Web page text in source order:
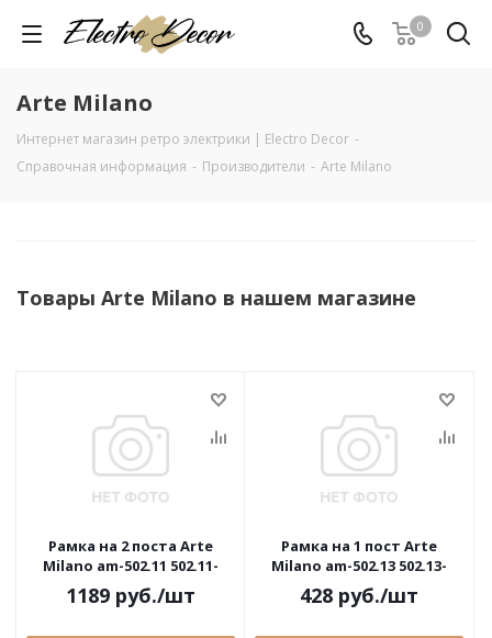
0
Arte Milano
Интернет магазин ретро электрики | Electro Decor -
Справочная информация - Производители - Arte Milano
Товары Arte Milano в нашем магазине
Рамка на 2 поста Arte
Milano am-502.11 502.11-
2.shampan
1189 руб./шт
Рамка на 1 пост Arte
Milano am-502.13 502.13-
1.white
428 руб./шт